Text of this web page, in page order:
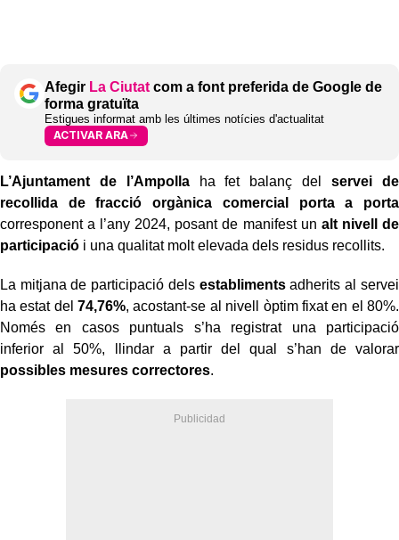
Afegir La Ciutat com a font preferida de Google de
forma gratuïta
Estigues informat amb les últimes notícies d'actualitat
ACTIVAR ARA
L’Ajuntament de l’Ampollaha fet balanç delservei de
recollida de fracció orgànica comercial porta a porta
corresponent a l’any 2024, posant de manifest un alt nivell de
participació i una qualitat molt elevada dels residus recollits.
La mitjana de participació dels establimentsadherits al servei
ha estat del74,76%, acostant-se al nivell òptim fixat en el 80%.
Només en casos puntuals s’ha registrat una participació
inferior al 50%, llindar a partir del qual s’han de valorar
possibles mesures correctores.